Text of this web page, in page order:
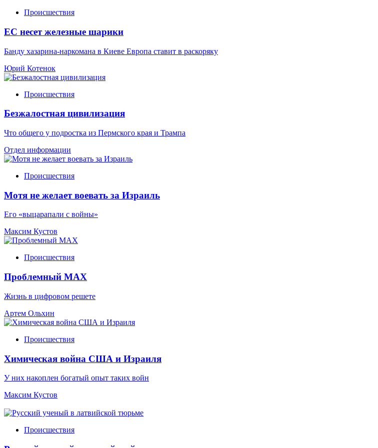
Происшествия
ЕС несет железные шарики
Банду хазарина-наркомана в Киеве Европа ставит в раскоряку
Юрий Котенок
Происшествия
Безжалостная цивилизация
Что общего у подростка из Пермского края и Трампа
Отдел информации
Происшествия
Мотя не желает воевать за Израиль
Его «выцарапали с войны»
Максим Кустов
Происшествия
Проблемный МАХ
Жизнь в цифровом решете
Артем Ольхин
Происшествия
Химическая война США и Израиля
У них накоплен богатый опыт таких войн
Максим Кустов
Происшествия